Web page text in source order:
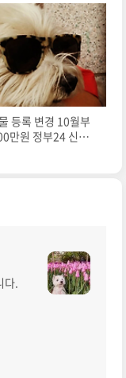
등록 변경 10월부
만원 정부24 신청방
.